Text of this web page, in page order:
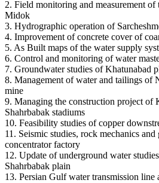
2. Field monitoring and measurement
Midok
3. Hydrographic operation of
4. Improvement of concrete cover of
5. As Built maps of the water supply
6. Control and monitoring of water
7. Groundwater studies of Khatunabad
8. Management of water and tailings of
mine
9. Managing the construction project of
Shahrbabak stadiums
10. Feasibility studies of copper
11. Seismic studies, rock mechanics
concentrator factory
12. Update of underground water
Shahrbabak plain
13. Persian Gulf water transmission line